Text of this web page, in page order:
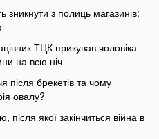
зникнути з полиць магазинів:
ТЦК прикував чоловіка
на всю ніч
після брекетів та чому
овалу?
після якої закінчиться війна в